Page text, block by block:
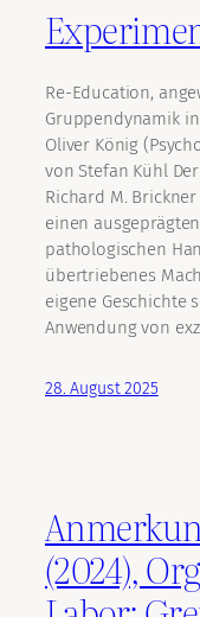
Re-Education,
Gruppendynamik
Oliver König
von Stefan Kühl
Richard M.
einen
pathologischen
übertriebenes
eigene Geschichte
Anwendung von
28. August 2025
(2024),